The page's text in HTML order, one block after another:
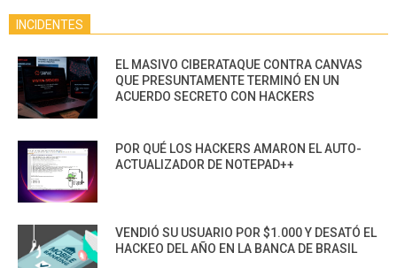
INCIDENTES
EL MASIVO CIBERATAQUE CONTRA CANVAS
QUE PRESUNTAMENTE TERMINÓ EN UN
ACUERDO SECRETO CON HACKERS
POR QUÉ LOS HACKERS AMARON EL AUTO-
ACTUALIZADOR DE NOTEPAD++
VENDIÓ SU USUARIO POR $1.000 Y DESATÓ EL
HACKEO DEL AÑO EN LA BANCA DE BRASIL